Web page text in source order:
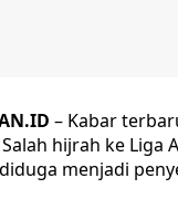
– Kabar
hijrah ke Liga
menjadi